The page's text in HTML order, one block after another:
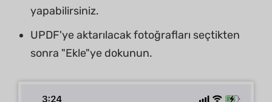
yapabilirsiniz.
UPDF'ye aktarılacak fotoğrafları seçtikten
sonra "Ekle"ye dokunun.